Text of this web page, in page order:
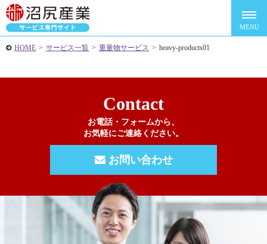
HOME > サービス一覧 > 重量物サービス > heavy-products01
Contact
お電話・フォームから、
お気軽にご連絡ください。
お問い合わせ